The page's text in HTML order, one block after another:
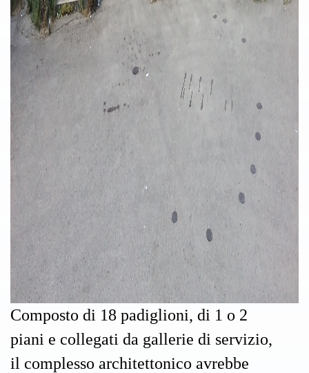
Composto di 18 padiglioni, di 1 o 2
piani e collegati da gallerie di servizio,
il complesso architettonico avrebbe